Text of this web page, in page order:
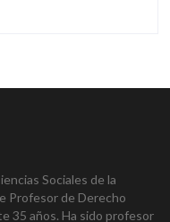
Sociales de la
Profesor de Derecho
35 años. Ha sido profesor